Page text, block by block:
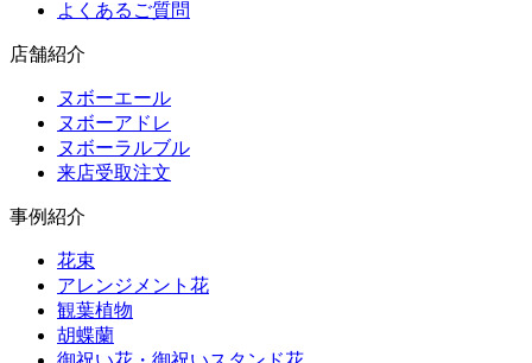
よくあるご質問
店舗紹介
ヌボーエール
ヌボーアドレ
ヌボーラルブル
来店受取注文
事例紹介
花束
アレンジメント花
観葉植物
胡蝶蘭